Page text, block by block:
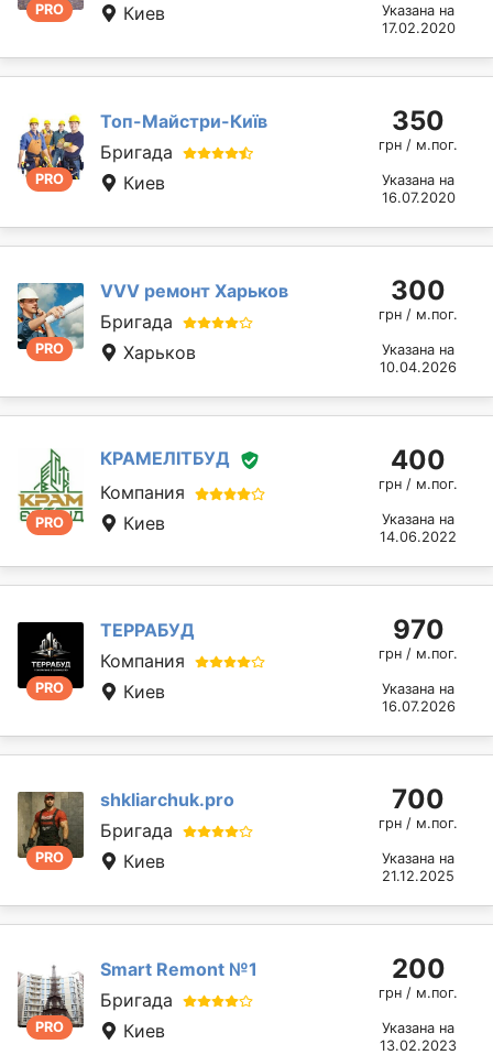
PRO
Киев
Указана на
17.02.2020
PRO
Топ-Майстри-Київ
Бригада
Киев
350
грн / м.пог.
Указана на
16.07.2020
PRO
VVV ремонт Харьков
Бригада
Харьков
300
грн / м.пог.
Указана на
10.04.2026
PRO
КРАМЕЛІТБУД
Компания
Киев
400
грн / м.пог.
Указана на
14.06.2022
PRO
ТЕРРАБУД
Компания
Киев
970
грн / м.пог.
Указана на
16.07.2026
PRO
shkliarchuk.pro
Бригада
Киев
700
грн / м.пог.
Указана на
21.12.2025
PRO
Smart Remont №1
Бригада
Киев
200
грн / м.пог.
Указана на
13.02.2023